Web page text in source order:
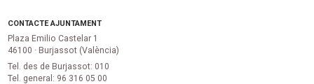
CONTACTE AJUNTAMENT
Plaza Emilio Castelar 1
46100 · Burjassot (València)
Tel. des de Burjassot: 010
Tel. general: 96 316 05 00